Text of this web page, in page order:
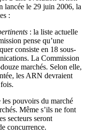
lancée le 29 juin 2006, la
:
: la liste actuelle
pense qu’une
consiste en 18 sous-
La Commission
marchés. Selon elle,
les ARN devraient
pouvoirs du marché
Même s’ils ne font
secteurs seront
concurrence.